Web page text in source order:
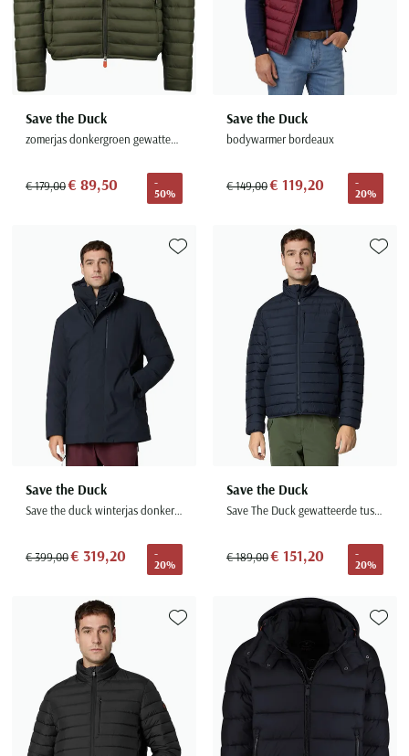
Save the Duck
zomerjas donkergroen gewatteerd ritszakken
€ 179,00€ 89,50
-
50%
Save the Duck
bodywarmer bordeaux
€ 149,00€ 119,20
-
20%
Save the Duck
Save the duck winterjas donkerblauw effen een borstzak
€ 399,00€ 319,20
-
20%
Toevoegen aan favorieten
Save the Duck
Save The Duck gewatteerde tussenjas donkerblauw puffer
€ 189,00€ 151,20
-
20%
Toevoegen aan favorieten